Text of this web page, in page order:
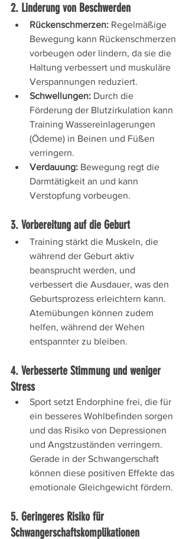
2. Linderung von Beschwerden
Rückenschmerzen: Regelmäßige
Bewegung kann Rückenschmerzen
vorbeugen oder lindern, da sie die
Haltung verbessert und muskuläre
Verspannungen reduziert.
Schwellungen: Durch die
Förderung der Blutzirkulation kann
Training Wassereinlagerungen
(Ödeme) in Beinen und Füßen
verringern.
Verdauung: Bewegung regt die
Darmtätigkeit an und kann
Verstopfung vorbeugen.
3. Vorbereitung auf die Geburt
Training stärkt die Muskeln, die
während der Geburt aktiv
beansprucht werden, und
verbessert die Ausdauer, was den
Geburtsprozess erleichtern kann.
Atemübungen können zudem
helfen, während der Wehen
entspannter zu bleiben.
4. Verbesserte Stimmung und weniger
Stress
Sport setzt Endorphine frei, die für
ein besseres Wohlbefinden sorgen
und das Risiko von Depressionen
und Angstzuständen verringern.
Gerade in der Schwangerschaft
können diese positiven Effekte das
emotionale Gleichgewicht fördern.
5. Geringeres Risiko für
Schwangerschaftskomplikationen